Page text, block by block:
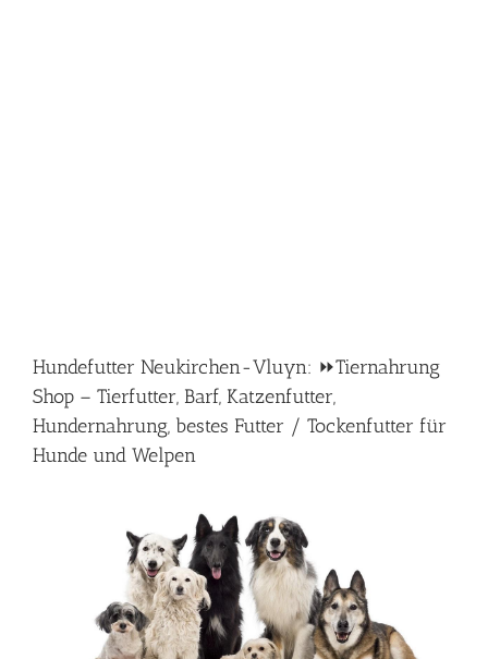
Hundefutter Neukirchen-Vluyn: ⏩Tiernahrung
Shop – Tierfutter, Barf, Katzenfutter,
Hundernahrung, bestes Futter / Tockenfutter für
Hunde und Welpen